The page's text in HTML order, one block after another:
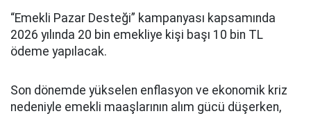
“Emekli Pazar Desteği” kampanyası kapsamında
2026 yılında 20 bin emekliye kişi başı 10 bin TL
ödeme yapılacak.
Son dönemde yükselen enflasyon ve ekonomik kriz
nedeniyle emekli maaşlarının alım gücü düşerken,